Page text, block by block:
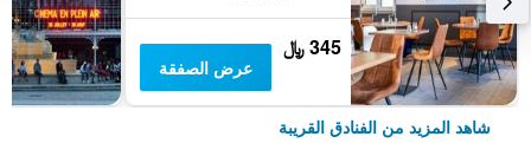
345 ﷼
عرض الصفقة
شاهد المزيد من الفنادق القريبة